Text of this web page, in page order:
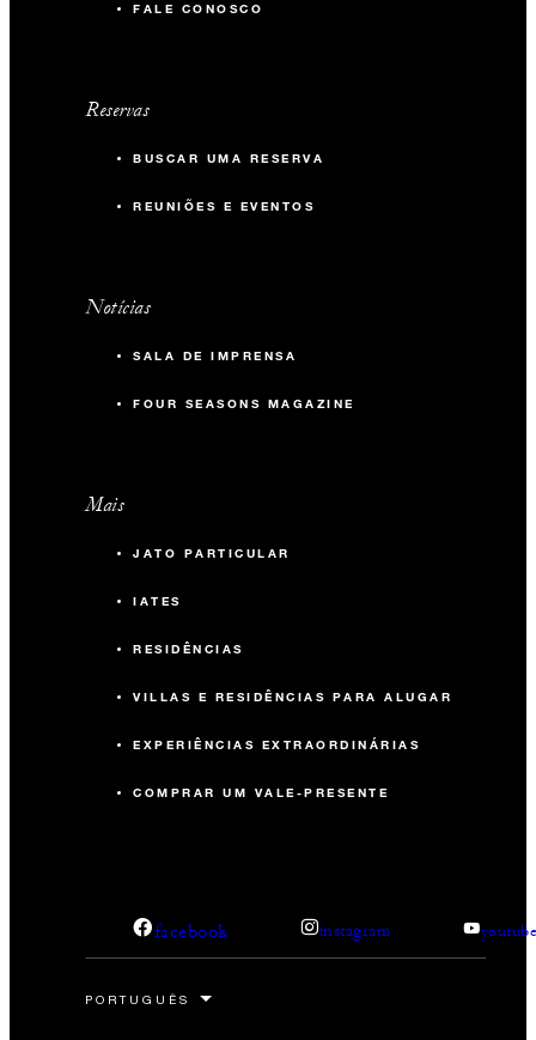
FALE CONOSCO
Reservas
BUSCAR UMA RESERVA
REUNIÕES E EVENTOS
Notícias
SALA DE IMPRENSA
FOUR SEASONS MAGAZINE
Mais
JATO PARTICULAR
IATES
RESIDÊNCIAS
VILLAS E RESIDÊNCIAS PARA ALUGAR
EXPERIÊNCIAS EXTRAORDINÁRIAS
COMPRAR UM VALE-PRESENTE
facebook instagram